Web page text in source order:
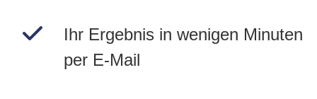
Ihr Ergebnis in wenigen Minuten
per E-Mail